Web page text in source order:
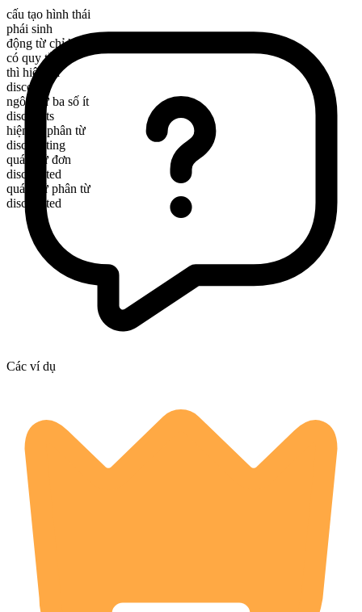
cấu tạo hình thái
phái sinh
động từ chỉ hành động
có quy tắc
thì hiện tại
discount
ngôi thứ ba số ít
discounts
hiện tại phân từ
discounting
quá khứ đơn
discounted
quá khứ phân từ
discounted
Các ví dụ